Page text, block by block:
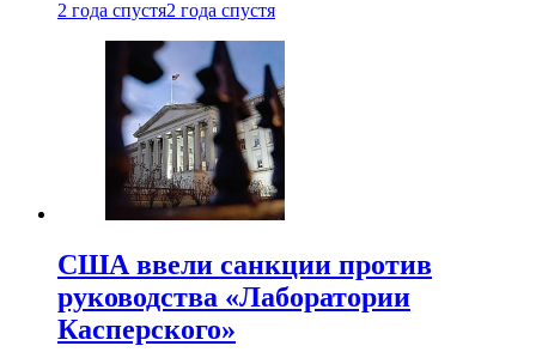
2 года спустя2 года спустя
США ввели санкции против
руководства «Лаборатории
Касперского»